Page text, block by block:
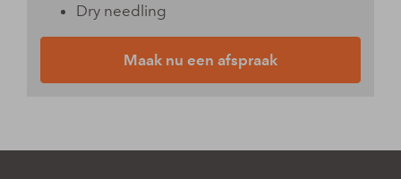
Dry needling
Maak nu een afspraak